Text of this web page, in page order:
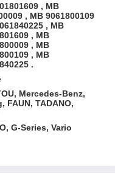
, MB
, MB 9061800109
, MB
, MB
, MB
, MB
.
Mercedes-Benz,
FAUN, TADANO,
G-Series, Vario